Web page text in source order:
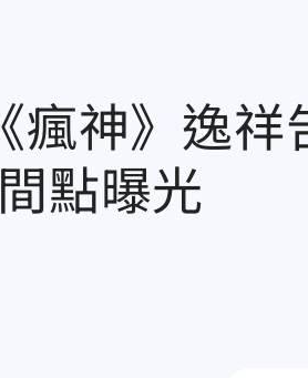
瘋神》逸祥
點曝光